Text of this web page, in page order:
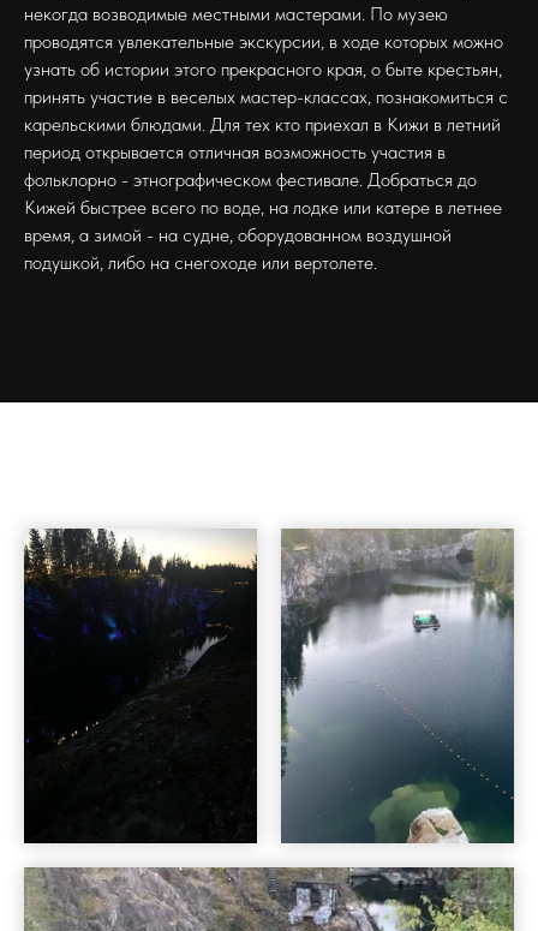
некогда возводимые местными мастерами. По музею
проводятся увлекательные экскурсии, в ходе которых можно
узнать об истории этого прекрасного края, о быте крестьян,
принять участие в веселых мастер-классах, познакомиться с
карельскими блюдами. Для тех кто приехал в Кижи в летний
период открывается отличная возможность участия в
фольклорно - этнографическом фестивале. Добраться до
Кижей быстрее всего по воде, на лодке или катере в летнее
время, а зимой - на судне, оборудованном воздушной
подушкой, либо на снегоходе или вертолете.